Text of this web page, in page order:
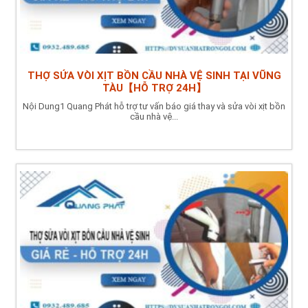
THỢ SỬA VÒI XỊT BỒN CẦU NHÀ VỆ SINH TẠI VŨNG
TÀU【HỖ TRỢ 24H】
Nội Dung1 Quang Phát hỗ trợ tư vấn báo giá thay và sửa vòi xịt bồn
cầu nhà vệ...